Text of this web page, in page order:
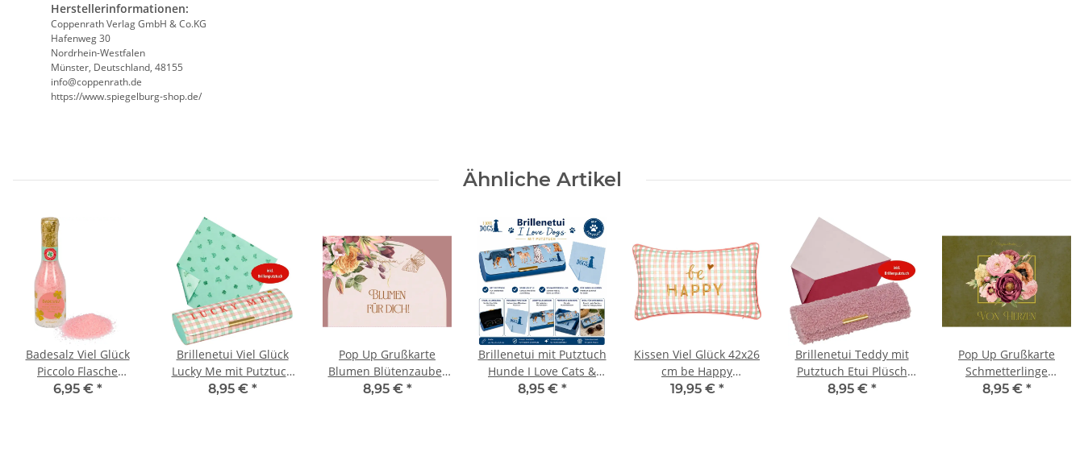
Herstellerinformationen:
Coppenrath Verlag GmbH & Co.KG
Hafenweg 30
Nordrhein-Westfalen
Münster, Deutschland, 48155
info@coppenrath.de
https://www.spiegelburg-shop.de/
Ähnliche Artikel
Badesalz Viel Glück
Piccolo Flasche
Geschenk Wellness
6,95 € *
Brillenetui Viel Glück
Lucky Me mit Putztuch
Etui Glücksbringer
8,95 € *
Pop Up Grußkarte
Blumen Blütenzauber
Bastin Karte Geschenk
8,95 € *
Brillenetui mit Putztuch
Hunde I Love Cats &
Dogs Spiegelburg
8,95 € *
Kissen Viel Glück 42x26
cm be Happy
Dekokissen Geschenk
19,95 € *
Brillenetui Teddy mit
Putztuch Etui Plüsch
Brillenbox weich
8,95 € *
Pop Up Grußkarte
Schmetterlinge
Blütenzauber Bastin
8,95 € *